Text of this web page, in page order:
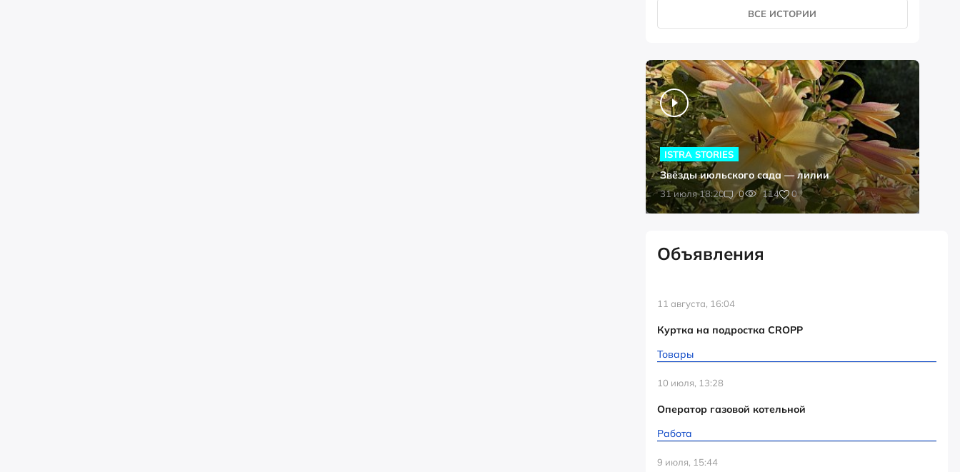
ВСЕ ИСТОРИИ
31 июля 18:20 0 114 0
ISTRA STORIES
Звёзды июльского сада — лилии
Объявления
11 августа, 16:04
Куртка на подростка CROPP
Товары
10 июля, 13:28
Оператор газовой котельной
Работа
9 июля, 15:44